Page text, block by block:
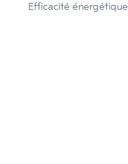
Efficacité énergétique